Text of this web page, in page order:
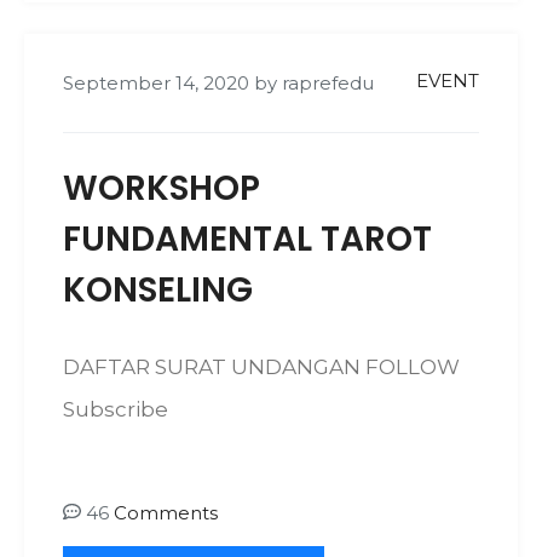
September 14, 2020 by raprefedu EVENT
WORKSHOP
FUNDAMENTAL TAROT
KONSELING
DAFTAR SURAT UNDANGAN FOLLOW
Subscribe
46 Comments